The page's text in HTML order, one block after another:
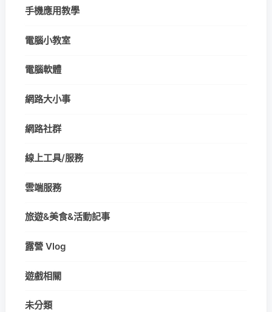
手機應用教學
電腦小教室
電腦軟體
網路大小事
網路社群
線上工具/服務
雲端服務
旅遊&美食&活動記事
露營 Vlog
遊戲相關
未分類